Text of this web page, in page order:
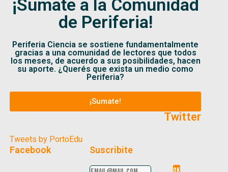
¡Sumate a la Comunidad
de Periferia!
Periferia Ciencia se sostiene fundamentalmente
gracias a una comunidad de lectores que todos
los meses, de acuerdo a sus posibilidades, hacen
su aporte. ¿Querés que exista un medio como
Periferia?
¡Sumate!
Twitter
Tweets by PortoEdu
Facebook Suscribite